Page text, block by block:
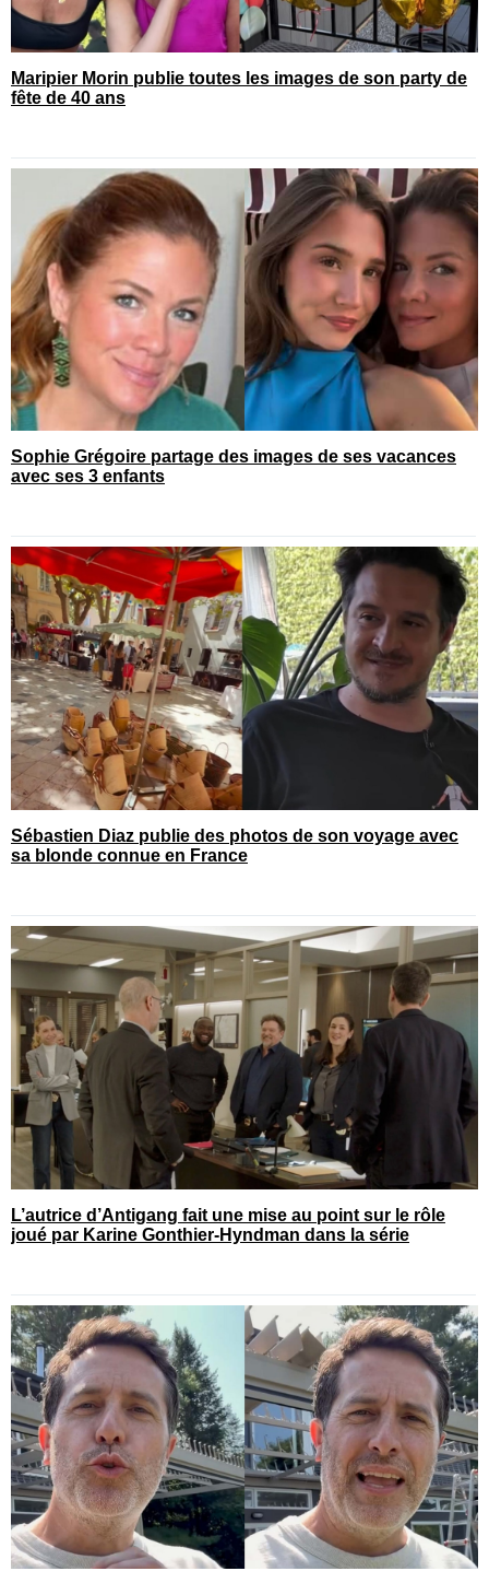
Maripier Morin publie toutes les images de son party de
fête de 40 ans
Sophie Grégoire partage des images de ses vacances
avec ses 3 enfants
Sébastien Diaz publie des photos de son voyage avec
sa blonde connue en France
L’autrice d’Antigang fait une mise au point sur le rôle
joué par Karine Gonthier-Hyndman dans la série